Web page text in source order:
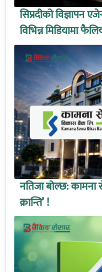
सिप्रदीको विज्ञापन
विभिन्न मिडियामा
नतिजा बोल्छ: कामना
क्रान्ति’ !